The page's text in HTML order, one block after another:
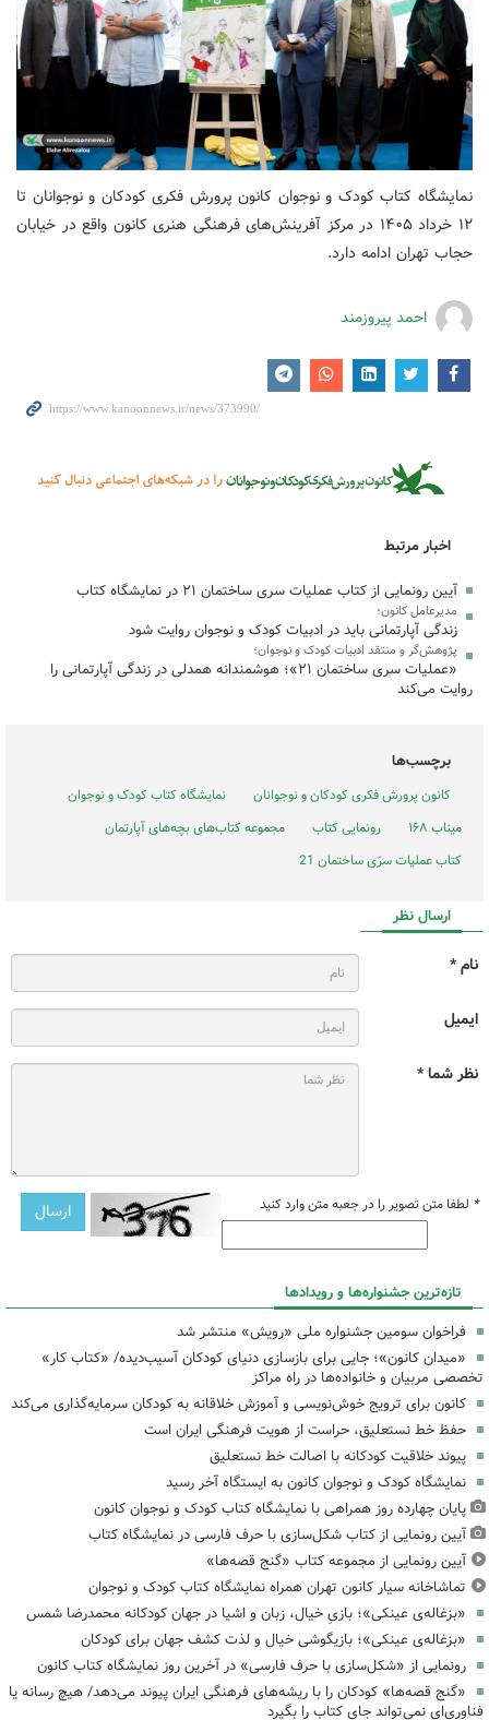
نمایشگاه کتاب کودک و نوجوان کانون پرورش فکری کودکان و نوجوانان تا
۱۲ خرداد ۱۴۰۵ در مرکز آفرینش‌های فرهنگی هنری کانون واقع در خیابان
حجاب تهران ادامه دارد.
احمد پیروزمند
اخبار مرتبط
آیین رونمایی از کتاب عملیات سری ساختمان ۲۱ در نمایشگاه کتاب
مدیرعامل کانون؛
زندگی آپارتمانی باید در ادبیات کودک و نوجوان روایت شود
پژوهش‌گر و منتقد ادبیات کودک و نوجوان؛
«عملیات سری ساختمان ۲۱»؛ هوشمندانه همدلی در زندگی آپارتمانی را
روایت می‌کند
برچسب‌ها
کانون پرورش فکری کودکان و نوجوانان
نمایشگاه کتاب کودک و نوجوان
میناب ۱۶۸
رونمایی کتاب
مجموعه کتاب‌های بچه‌های آپارتمان
کتاب عملیات سرّی ساختمان 21
ارسال نظر
نام *
ایمیل
نظر شما *
* لطفا متن تصویر را در جعبه متن وارد کنید
تازه‌ترین جشنواره‌ها و رویدادها
فراخوان سومین جشنواره ملی «رویش» منتشر شد
«میدان کانون»؛ جایی برای بازسازی دنیای کودکان آسیب‌دیده/ «کتاب کار»
تخصصی مربیان و خانواده‌ها در راه مراکز
کانون برای ترویج خوش‌نویسی و آموزش خلاقانه به کودکان سرمایه‌گذاری می‌کند
حفظ خط نستعلیق، حراست از هویت فرهنگی ایران است
پیوند خلاقیت کودکانه با اصالت خط نستعلیق
نمایشگاه کودک و نوجوان کانون به ایستگاه آخر رسید
پایان چهارده روز همراهی با نمایشگاه کتاب کودک و نوجوان کانون
آیین رونمایی از کتاب شکل‌سازی با حرف فارسی در نمایشگاه کتاب
آیین رونمایی از مجموعه کتاب «گنج قصه‌ها»
تماشاخانه سیار کانون تهران همراه نمایشگاه کتاب کودک و نوجوان
«بزغاله‌ی عینکی»؛ بازیِ خیال، زبان و اشیا در جهان کودکانه محمدرضا شمس
«بزغاله‌ی عینکی»؛ بازیگوشی خیال و لذت کشف جهان برای کودکان
رونمایی از «شکل‌سازی با حرف فارسی» در آخرین روز نمایشگاه کتاب کانون
«گنج قصه‌ها» کودکان را با ریشه‌های فرهنگی ایران پیوند می‌دهد/ هیچ رسانه یا
فناوری‌ای نمی‌تواند جای کتاب را بگیرد